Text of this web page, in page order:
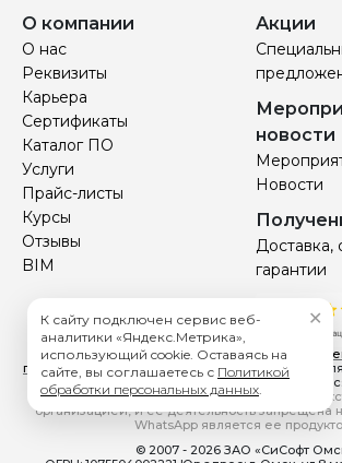
О компании
О нас
Реквизиты
Карьера
Сертификаты
Каталог ПО
Услуги
Прайс-листы
Курсы
Отзывы
BIM
Акции
новости
Новости
Доставка,
гарантии
Вы принимаете условияполитики в
персональных данныхкаждый раз, когда
любой форме обратной связи на сайте
*Компания Meta Platforms Inc. признана
организацией, и ее деятельность запрещена
WhatsApp является ее
© 2007 - 2026 ЗАО «СиСофт
К сайту подключен сервис веб-
аналитики «Яндекс.Метрика»,
использующий cookie. Оставаясь на
сайте, вы соглашаетесь с Политикой
обработки персональных данных.
✕